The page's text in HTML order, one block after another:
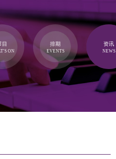
目
ON
排期
EVENTS
资讯
NEWS